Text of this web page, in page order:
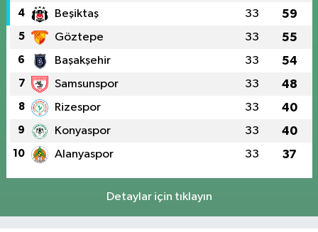
4 Beşiktaş 33 59
5 Göztepe 33 55
6 Başakşehir 33 54
7 Samsunspor 33 48
8 Rizespor 33 40
9 Konyaspor 33 40
10 Alanyaspor 33 37
Detaylar için tıklayın